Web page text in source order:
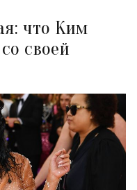
что Ким
своей